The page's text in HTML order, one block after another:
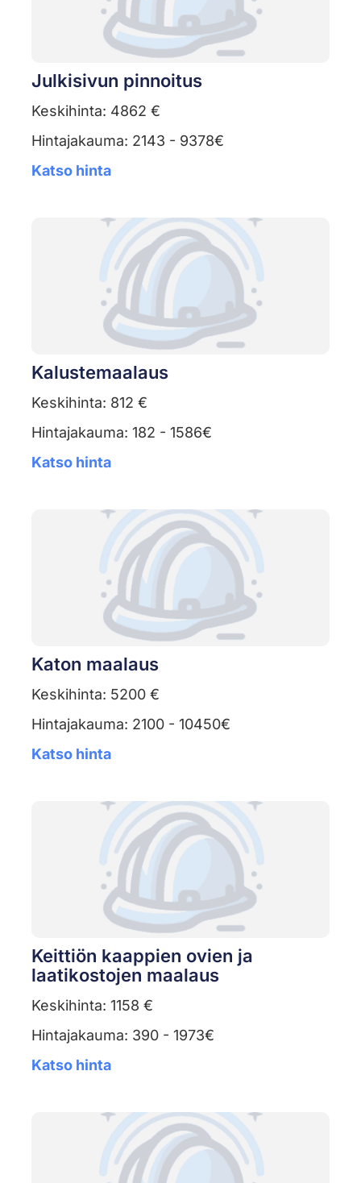
Julkisivun pinnoitus
Keskihinta: 4862 €
Hintajakauma: 2143 - 9378€
Katso hinta
Kalustemaalaus
Keskihinta: 812 €
Hintajakauma: 182 - 1586€
Katso hinta
Katon maalaus
Keskihinta: 5200 €
Hintajakauma: 2100 - 10450€
Katso hinta
Keittiön kaappien ovien ja
laatikostojen maalaus
Keskihinta: 1158 €
Hintajakauma: 390 - 1973€
Katso hinta